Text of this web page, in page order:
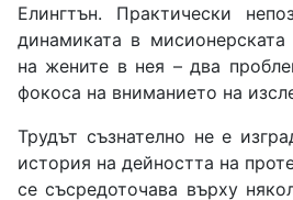
Елингтън. Практически
динамиката в
на жените в нея – два
фокоса на вниманието на
Трудът съзнателно не е
история на дейността на
се съсредоточава върху